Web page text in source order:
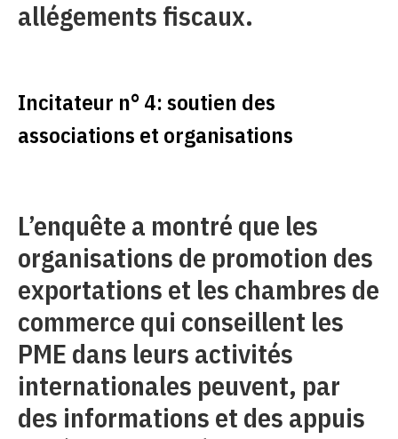
allégements fiscaux.
Incitateur n° 4: soutien des
associations et organisations
L’enquête a montré que les
organisations de promotion des
exportations et les chambres de
commerce qui conseillent les
PME dans leurs activités
internationales peuvent, par
des informations et des appuis